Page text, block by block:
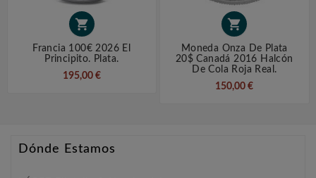

Francia 100€ 2026 El
Principito. Plata.
195,00 €

Moneda Onza De Plata
20$ Canadá 2016 Halcón
De Cola Roja Real.
150,00 €
Dónde Estamos